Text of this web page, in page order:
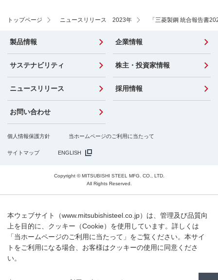
トップページ ニュースリリース 2023年 「三菱製鋼 統合報告書
製品情報 企業情報
サステナビリティ 株主・投資家情報
ニュースリリース 採用情報
お問い合わせ
個人情報保護方針 当ホームページのご利用に当たって
サイトマップ ENGLISH
Copyright © MITSUBISHI STEEL MFG. CO., LTD.
All Rights Reserved.
本ウェブサイト（www.mitsubishisteel.co.jp）は、管理及び品質向
上を目的に、クッキー（Cookie）を使用しています。詳しくは
「当ホームページのご利用に当たって」をご覧ください。本サイ
トをご利用になる場合、お客様はクッキーの使用に同意くださ
い。